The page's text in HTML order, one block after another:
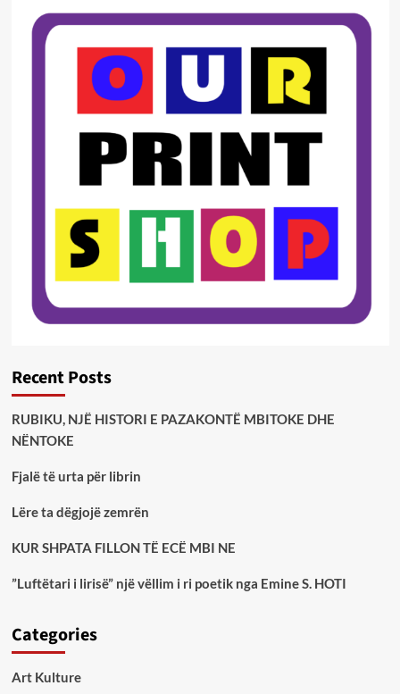
Recent Posts
RUBIKU, NJË HISTORI E PAZAKONTË MBITOKE DHE
NËNTOKE
Fjalë të urta për librin
Lëre ta dëgjojë zemrën
KUR SHPATA FILLON TË ECË MBI NE
”Luftëtari i lirisë” një vëllim i ri poetik nga Emine S. HOTI
Categories
Art Kulture